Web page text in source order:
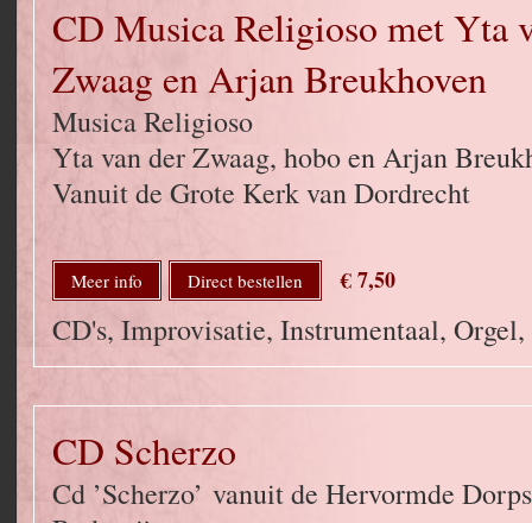
CD Musica Religioso met Yta
Zwaag en Arjan Breukhoven
Musica Religioso
Yta van der Zwaag, hobo en Arjan
Vanuit de Grote Kerk van Dordrecht
Meer info Direct bestellen € 7,50
CD's, Improvisatie, Instrumentaal,
CD Scherzo
Cd ’Scherzo’ vanuit de Hervormde